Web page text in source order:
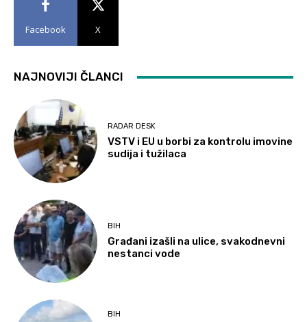
Facebook X
NAJNOVIJI ČLANCI
RADAR DESK
VSTV i EU u borbi za kontrolu imovine
sudija i tužilaca
BIH
Građani izašli na ulice, svakodnevni
nestanci vode
BIH